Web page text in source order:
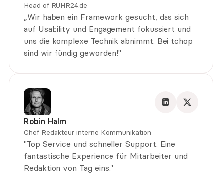
Head of RUHR24.de
„Wir haben ein Framework gesucht, das sich
auf Usability und Engagement fokussiert und
uns die komplexe Technik abnimmt. Bei tchop
sind wir fündig geworden!"
Robin Halm
Chef Redakteur interne Kommunikation
"Top Service und schneller Support. Eine
fantastische Experience für Mitarbeiter und
Redaktion von Tag eins."